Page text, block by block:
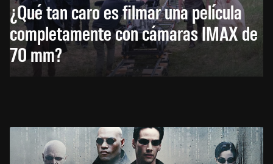
¿Qué tan caro es filmar una película
completamente con cámaras IMAX de
70 mm?